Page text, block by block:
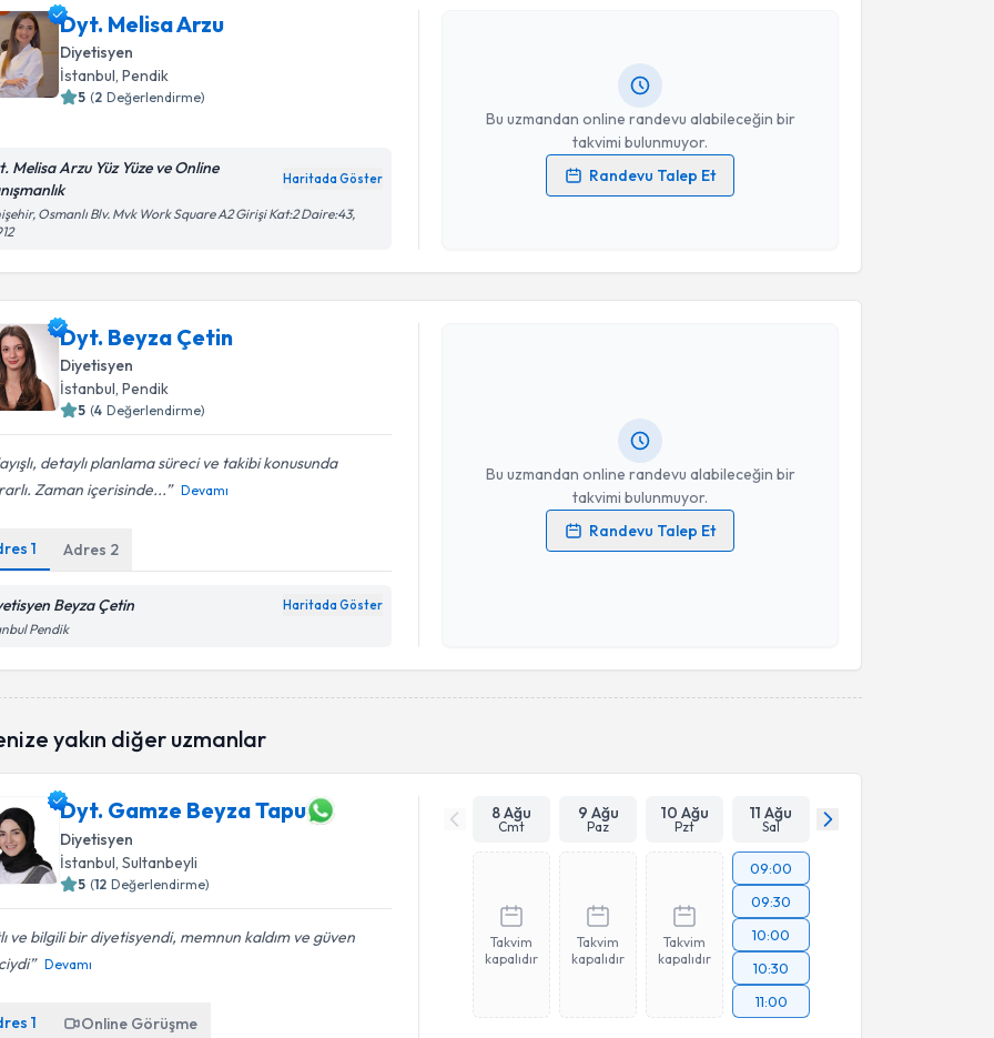
Dyt. Melisa Arzu
Diyetisyen
İstanbul , Pendik
5 (2 Değerlendirme)
Melisa Arzu Yüz Yüze ve Online
Haritada Göster
Osmanlı Blv. Mvk Work Square A2 Girişi Kat:2 Daire:43,
Bu uzmandan online randevu alabileceğin bir
takvimi bulunmuyor.
Randevu Talep Et
Kişisel verilerimin işlenmesine ilişkinAydınlatma Metni
Dyt. Beyza Çetin
Diyetisyen
İstanbul , Pendik
5 (4 Değerlendirme)
detaylı planlama süreci ve takibi konusunda
Zaman içerisinde...
Devamı
1 Adres 2
Beyza Çetin Haritada Göster
Pendik
Bu uzmandan online randevu alabileceğin bir
takvimi bulunmuyor.
Randevu Talep Et
Kişisel verilerimin işlenmesine ilişkinAydınlatma Metni
Takvim Talebini Gönder
yakın diğer uzmanlar
Dyt. Gamze Beyza Tapu
Diyetisyen
İstanbul , Sultanbeyli
5 (12 Değerlendirme)
ve bilgili bir diyetisyendi, memnun kaldım ve güven
Devamı
1 Online Görüşme
8 Ağu
Cmt
9 Ağu
Paz
10 Ağu
Pzt
11 Ağu
Sal
Takvim
kapalıdır
Takvim
kapalıdır
Takvim
kapalıdır
09:00
09:30
10:00
10:30
11:00